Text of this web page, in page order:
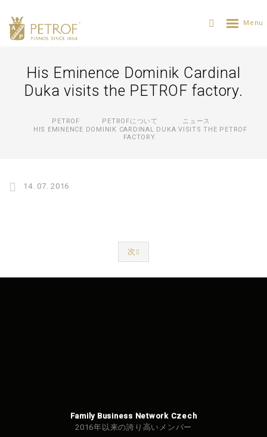
His Eminence Dominik Cardinal
Duka visits the PETROF factory.
PETROF PETROFについて
ニュース
HIS EMINENCE DOMINIK CARDINAL DUKA VISITS THE PETROF
FACTORY.
14. 07. 2016
次
Family Business Network Czech
2016年以来の誇り高いメンバー